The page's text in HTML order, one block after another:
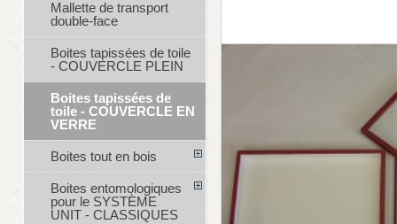
Mallette de transport
double-face
Boites tapissées de toile
- COUVERCLE PLEIN
Boites tapissées de
toile - COUVERCLE EN
VERRE
Boites tout en bois
Boites entomologiques
pour le SYSTÈME
UNIT - CLASSIQUES